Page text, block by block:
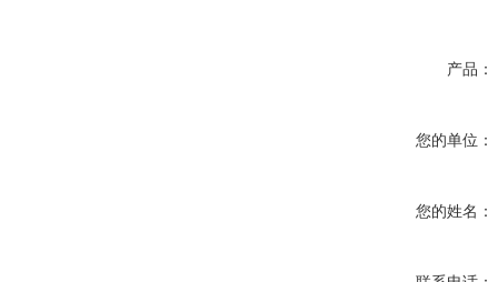
产品：
您的单位：
您的姓名：